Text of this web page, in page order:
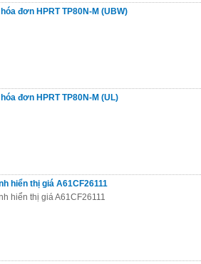
đơn HPRT TP80N-M (UBW)
đơn HPRT TP80N-M (UL)
hiển thị giá A61CF26111
hiển thị giá A61CF26111